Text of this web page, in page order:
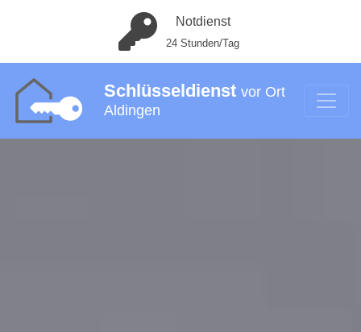
Notdienst
24 Stunden/Tag
Schlüsseldienst vor Ort
Aldingen